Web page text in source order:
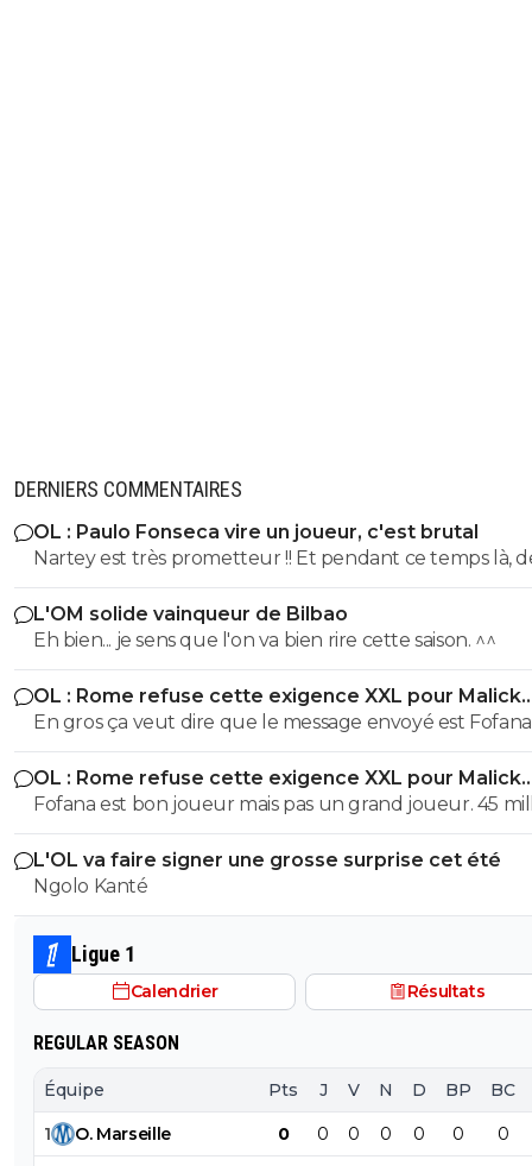
DERNIERS COMMENTAIRES
OL : Paulo Fonseca vire un joueur, c'est brutal
Nartey est très prometteur !! Et pendant ce temps là,
joueurs comme AMN et Tessman joue tout les
L'OM solide vainqueur de Bilbao
Eh bien... je sens que l'on va bien rire cette saison. ^^
OL : Rome refuse cette exigence XXL pour Malick
Fofana
En gros ça veut dire que le message envoyé est Fofana n'est
pas à vendre MAIS SI vous êtes prêts à débourser une
somme folle, alors on discute En dessous c'est NIET
OL : Rome refuse cette exigence XXL pour Malick
Fofana
Fofana est bon joueur mais pas un grand joueur. 45
pour un joueur blessé pendant 9 mois c'est
cher. personne ne mettra cette somme sans avoir
visite médicale précise au sujet de sa blessure.
L'OL va faire signer une grosse surprise cet été
Ngolo Kanté
Ligue 1
Calendrier Résultats
REGULAR SEASON
Équipe Pts J V N D BP BC
1 O. Marseille 0 0 0 0 0 0 0